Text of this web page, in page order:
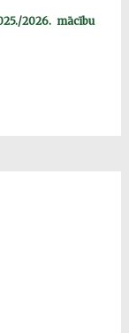
2026. mācību